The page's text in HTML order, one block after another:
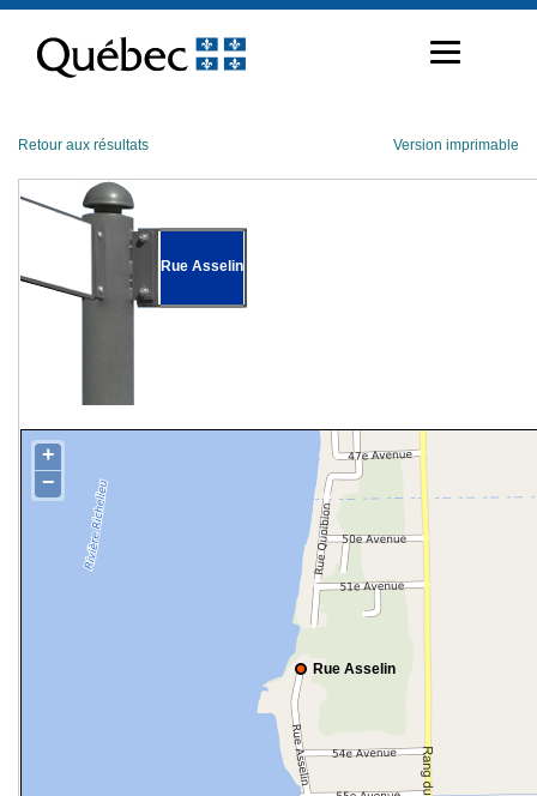
contenu
Retour aux résultats Version imprimable
Rue Asselin
Rue Asselin
+
−